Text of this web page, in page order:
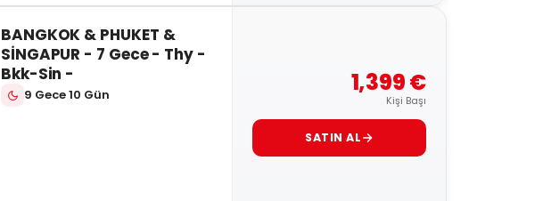
BANGKOK & PHUKET &
SİNGAPUR - 7 Gece - Thy -
Bkk-Sin -
9 Gece 10 Gün 1,399 €
Kişi Başı
SATIN AL